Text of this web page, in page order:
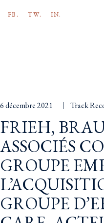
FB. TW. IN.
6 décembre 2021 Track
FRIEH,
ASSOCIÉS
GROUPE
GROUPE